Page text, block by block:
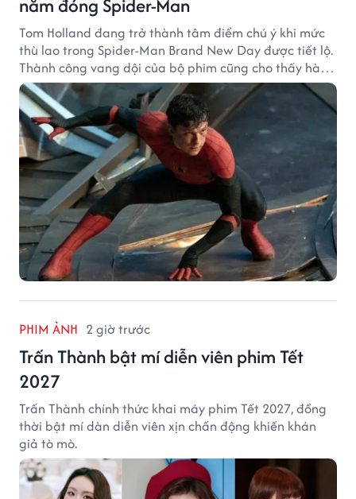
Tom Holland đang trở thành tâm điểm chú ý khi mức
thù lao trong Spider-Man Brand New Day được tiết lộ.
Thành công vang dội của bộ phim cũng cho thấy hành
trình thăng hạng đáng chú ý của nam diễn viên sau
một thập kỷ gắn bó với vai Người Nhện.
PHIM ẢNH 2 giờ trước
Trấn Thành bật mí diễn viên phim Tết
2027
Trấn Thành chính thức khai máy phim Tết 2027, đồng
thời bật mí dàn diễn viên xịn chấn động khiến khán
giả tò mò.